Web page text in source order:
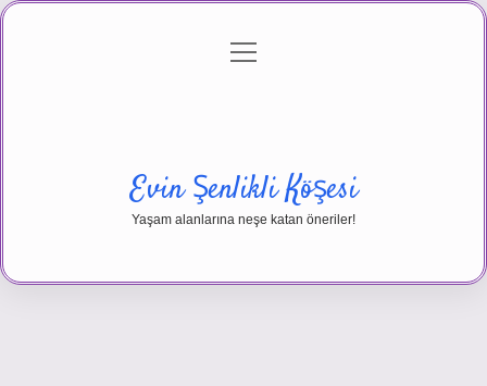
Gizlilik Politikası
menüyü
Evin Şenlikli Köşesi
Yaşam alanlarına neşe katan öneriler!